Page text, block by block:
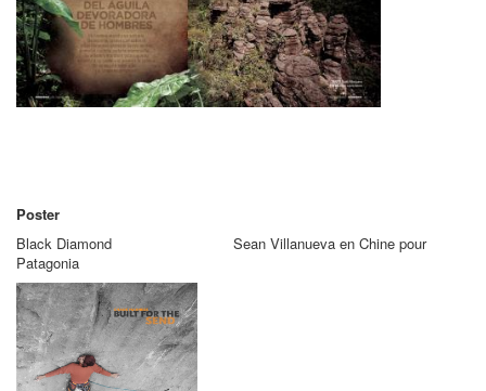
Poster
Black Diamond Sean Villanueva en Chine pour
Patagonia